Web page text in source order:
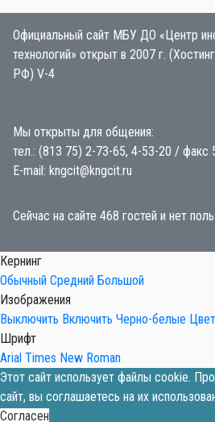
Официальный сайт МБУ ДО «Центр
технологий» открыт в 2007 г.
РФ) V-4
Мы открыты для общения:
тел.: (813 75) 2-73-65, 4-53-20 / факс
E-mail: kngcit@kngcit.ru
Сейчас на сайте 468 гостей и нет
Кернинг
Обычный Средний Большой
Изображения
Выключить Включить Черно-белые
Шрифт
Arial Times New Roman
Этот сайт использует файлы cookie.
сайт, вы соглашаетесь на их
Согласен